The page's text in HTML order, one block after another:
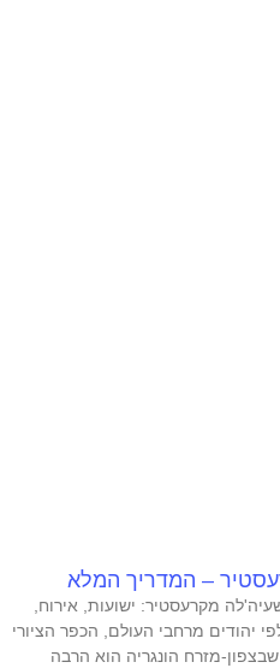
– המדריך המלא
מקרעסטיר: ישועות, אירוח,
יהודים מרחבי העולם, הכפר הציורי